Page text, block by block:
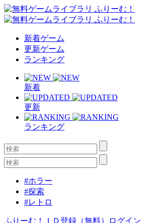
新着ゲーム
更新ゲーム
ランキング
新着
更新
ランキング
#ホラー
#探索
#レトロ
ふりーむ！ＩＤ登録（無料） ログイン